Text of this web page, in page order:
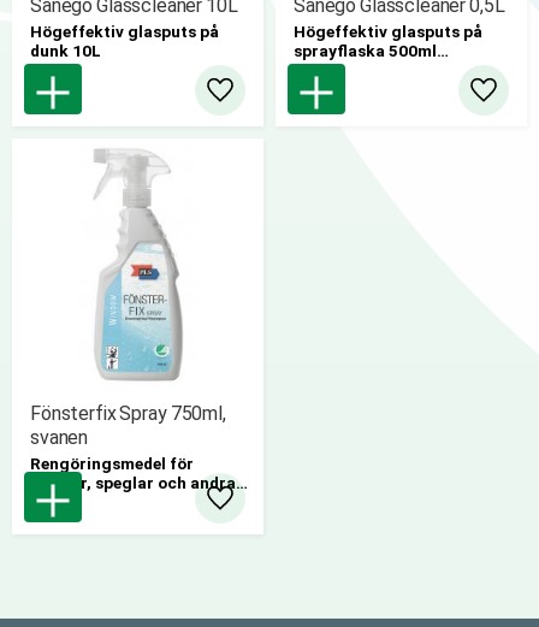
Sanego Glasscleaner 10L
Högeffektiv glasputs på
dunk 10L
Lägg till i favoriter
Sanego Glasscleaner 0,5L
Högeffektiv glasputs på
sprayflaska 500ml
12st/fp
Lägg
Fönsterfix Spray 750ml,
svanen
Rengöringsmedel för
fönster, speglar och andra
glasytor samt kakel.
10 st/kartong
440 st/pall
Lägg till i favoriter